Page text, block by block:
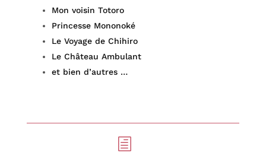
Mon voisin Totoro
Princesse Mononoké
Le Voyage de Chihiro
Le Château Ambulant
et bien d’autres …
h